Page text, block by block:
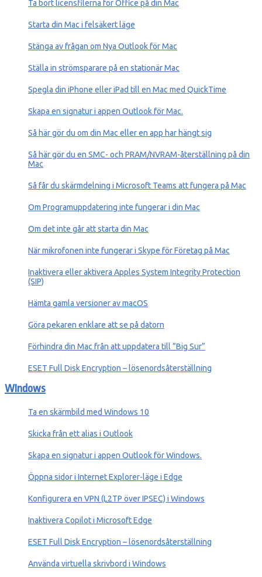
Ta bort licensfilerna för Office på din Mac
Starta din Mac i felsäkert läge
Stänga av frågan om Nya Outlook för Mac
Ställa in strömsparare på en stationär Mac
Spegla din iPhone eller iPad till en Mac med QuickTime
Skapa en signatur i appen Outlook för Mac.
Så här gör du om din Mac eller en app har hängt sig
Så här gör du en SMC- och PRAM/NVRAM-återställning på din
Mac
Så får du skärmdelning i Microsoft Teams att fungera på Mac
Om Programuppdatering inte fungerar i din Mac
Om det inte går att starta din Mac
När mikrofonen inte fungerar i Skype för Företag på Mac
Inaktivera eller aktivera Apples System Integrity Protection
(SIP)
Hämta gamla versioner av macOS
Göra pekaren enklare att se på datorn
Förhindra din Mac från att uppdatera till ”Big Sur”
ESET Full Disk Encryption – lösenordsåterställning
WIndows
Ta en skärmbild med Windows 10
Skicka från ett alias i Outlook
Skapa en signatur i appen Outlook för Windows.
Öppna sidor i Internet Explorer-läge i Edge
Konfigurera en VPN (L2TP över IPSEC) i Windows
Inaktivera Copilot i Microsoft Edge
ESET Full Disk Encryption – lösenordsåterställning
Använda virtuella skrivbord i Windows